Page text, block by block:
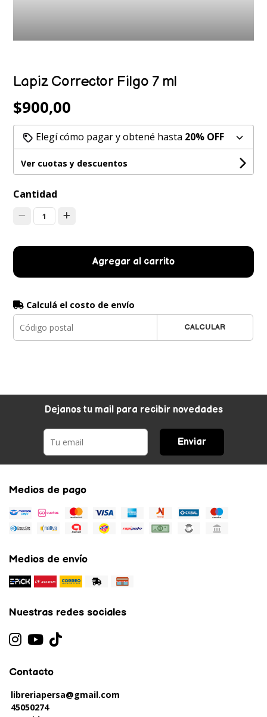
Lapiz Corrector Filgo 7 ml
$900,00
Elegí cómo pagar y obtené hasta 20% OFF
Ver cuotas y descuentos
Cantidad
1
Agregar al carrito
Calculá el costo de envío
CALCULAR
Dejanos tu mail para recibir novedades
Enviar
Medios de pago
Medios de envío
Nuestras redes sociales
Contacto
libreriapersa@gmail.com
45050274